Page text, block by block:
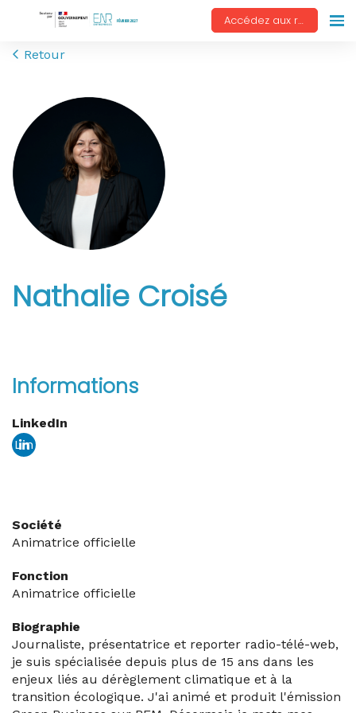
Accédez aux replays
Retour
Nathalie Croisé
Informations
LinkedIn
Lin
Société
Animatrice officielle
Fonction
Animatrice officielle
Biographie
Journaliste, présentatrice et reporter radio-télé-web,
je suis spécialisée depuis plus de 15 ans dans les
enjeux liés au dérèglement climatique et à la
transition écologique. J'ai animé et produit l'émission